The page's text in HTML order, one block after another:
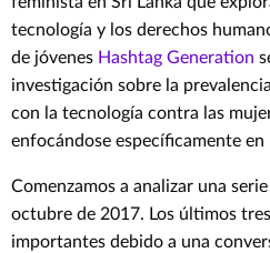
tecnología y los derechos
de jóvenes Hashtag Generation
investigación sobre la
con la tecnología contra las
enfocándose específicamente en
Comenzamos a analizar una
octubre de 2017. Los últimos
importantes debido a una